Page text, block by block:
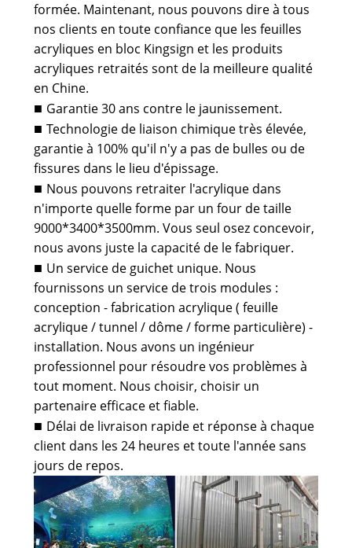
formée. Maintenant, nous pouvons dire à tous
nos clients en toute confiance que les feuilles
acryliques en bloc Kingsign et les produits
acryliques retraités sont de la meilleure qualité
en Chine.
■ Garantie 30 ans contre le jaunissement.
■ Technologie de liaison chimique très élevée,
garantie à 100% qu'il n'y a pas de bulles ou de
fissures dans le lieu d'épissage.
■ Nous pouvons retraiter l'acrylique dans
n'importe quelle forme par un four de taille
9000*3400*3500mm. Vous seul osez concevoir,
nous avons juste la capacité de le fabriquer.
■ Un service de guichet unique. Nous
fournissons un service de trois modules :
conception - fabrication acrylique ( feuille
acrylique / tunnel / dôme / forme particulière) -
installation. Nous avons un ingénieur
professionnel pour résoudre vos problèmes à
tout moment. Nous choisir, choisir un
partenaire efficace et fiable.
■ Délai de livraison rapide et réponse à chaque
client dans les 24 heures et toute l'année sans
jours de repos.